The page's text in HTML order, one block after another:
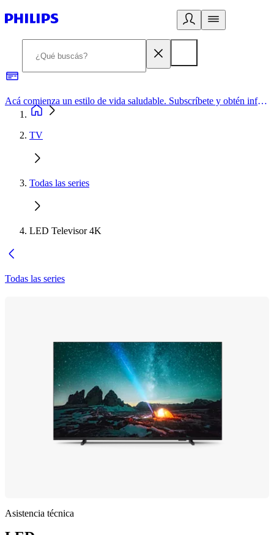
Acá comienza un estilo de vida saludable. Subscríbete y obtén información de primera mano
TV
Todas las series
LED Televisor 4K
Todas las series
Asistencia técnica